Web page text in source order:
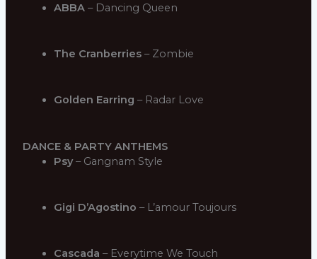
ABBA – Dancing Queen
The Cranberries – Zombie
Golden Earring – Radar Love
DANCE & PARTY ANTHEMS
Psy– Gangnam Style
Gigi D’Agostino – L’amour Toujours
Cascada – Everytime We Touch